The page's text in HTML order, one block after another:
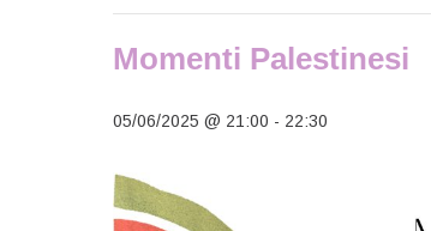
Momenti Palestinesi
05/06/2025 @ 21:00 - 22:30